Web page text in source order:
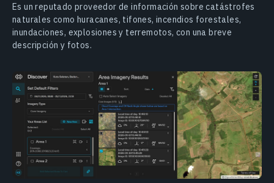
Es un reputado proveedor de información sobre catástrofes
naturales como huracanes, tifones, incendios forestales,
inundaciones, explosiones y terremotos, con una breve
descripción y fotos.